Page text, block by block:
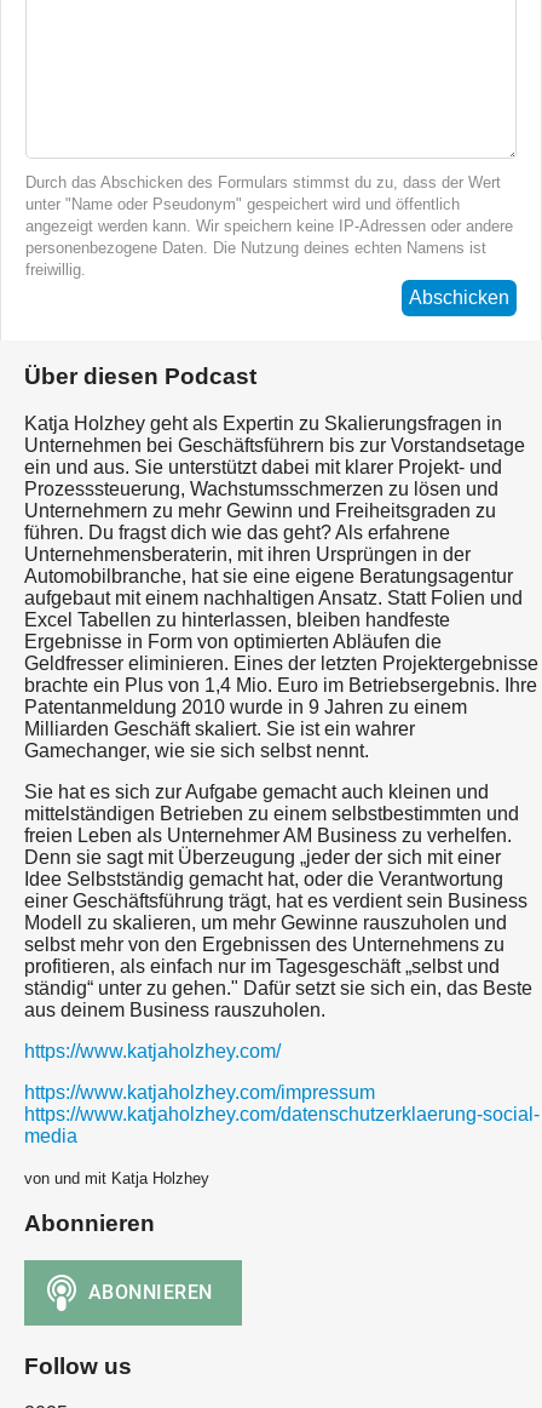
Durch das Abschicken des Formulars stimmst du zu, dass der Wert
unter "Name oder Pseudonym" gespeichert wird und öffentlich
angezeigt werden kann. Wir speichern keine IP-Adressen oder andere
personenbezogene Daten. Die Nutzung deines echten Namens ist
freiwillig.
Abschicken
Über diesen Podcast
Katja Holzhey geht als Expertin zu Skalierungsfragen in
Unternehmen bei Geschäftsführern bis zur Vorstandsetage
ein und aus. Sie unterstützt dabei mit klarer Projekt- und
Prozesssteuerung, Wachstumsschmerzen zu lösen und
Unternehmern zu mehr Gewinn und Freiheitsgraden zu
führen. Du fragst dich wie das geht? Als erfahrene
Unternehmensberaterin, mit ihren Ursprüngen in der
Automobilbranche, hat sie eine eigene Beratungsagentur
aufgebaut mit einem nachhaltigen Ansatz. Statt Folien und
Excel Tabellen zu hinterlassen, bleiben handfeste
Ergebnisse in Form von optimierten Abläufen die
Geldfresser eliminieren. Eines der letzten Projektergebnisse
brachte ein Plus von 1,4 Mio. Euro im Betriebsergebnis. Ihre
Patentanmeldung 2010 wurde in 9 Jahren zu einem
Milliarden Geschäft skaliert. Sie ist ein wahrer
Gamechanger, wie sie sich selbst nennt.
Sie hat es sich zur Aufgabe gemacht auch kleinen und
mittelständigen Betrieben zu einem selbstbestimmten und
freien Leben als Unternehmer AM Business zu verhelfen.
Denn sie sagt mit Überzeugung „jeder der sich mit einer
Idee Selbstständig gemacht hat, oder die Verantwortung
einer Geschäftsführung trägt, hat es verdient sein Business
Modell zu skalieren, um mehr Gewinne rauszuholen und
selbst mehr von den Ergebnissen des Unternehmens zu
profitieren, als einfach nur im Tagesgeschäft „selbst und
ständig“ unter zu gehen." Dafür setzt sie sich ein, das Beste
aus deinem Business rauszuholen.
https://www.katjaholzhey.com/
https://www.katjaholzhey.com/impressum
https://www.katjaholzhey.com/datenschutzerklaerung-social-
media
von und mit Katja Holzhey
Abonnieren
Follow us